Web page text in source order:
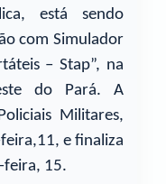
está sendo
com Simulador
– Stap”, na
do Pará. A
Militares,
e finaliza
feira, 15.